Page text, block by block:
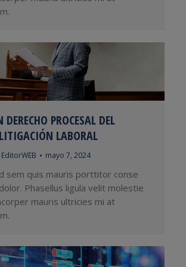
PROCESAL DEL
LABORAL
EditorWEB mayo 7, 2024
sem quis mauris porttitor conse
Phasellus ligula velit molestie
mauris ultricies mi at